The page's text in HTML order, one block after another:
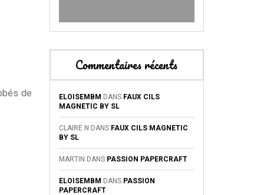
de
Commentaires récents
ELOISEMBM DANS FAUX CILS
MAGNETIC BY SL
CLAIRE N DANS FAUX CILS MAGNETIC
BY SL
MARTIN DANS PASSION PAPERCRAFT
ELOISEMBM DANS PASSION
PAPERCRAFT